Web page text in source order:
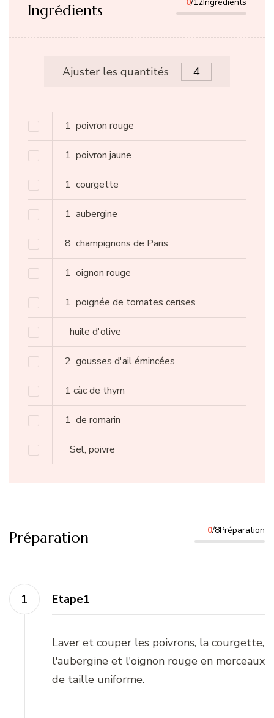
Ingrédients 0/12Ingrédients
Ajuster les quantités
1 poivron rouge
1 poivron jaune
1 courgette
1 aubergine
8 champignons de Paris
1 oignon rouge
1 poignée de tomates cerises
huile d'olive
2 gousses d'ail émincées
1 càcde thym
1 de romarin
Sel, poivre
Préparation 0/8Préparation
Etape1
Laver et couper les poivrons, la courgette,
l'aubergine et l'oignon rouge en morceaux
de taille uniforme.